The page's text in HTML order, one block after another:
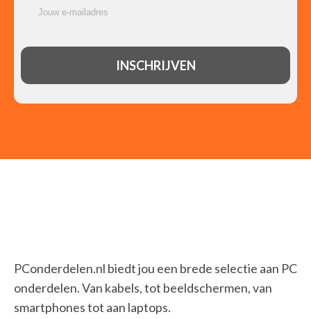
PConderdelen.nl biedt jou een brede selectie aan PC
onderdelen. Van kabels, tot beeldschermen, van
smartphones tot aan laptops.